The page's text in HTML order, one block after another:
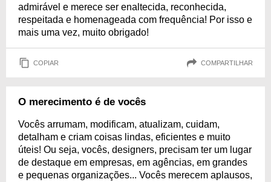
admirável e merece ser enaltecida, reconhecida,
respeitada e homenageada com frequência! Por isso e
mais uma vez, muito obrigado!
COPIAR COMPARTILHAR
O merecimento é de vocês
Vocês arrumam, modificam, atualizam, cuidam,
detalham e criam coisas lindas, eficientes e muito
úteis! Ou seja, vocês, designers, precisam ter um lugar
de destaque em empresas, em agências, em grandes
e pequenas organizações... Vocês merecem aplausos,